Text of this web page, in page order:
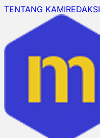
TENTANG KAMIREDAKSI